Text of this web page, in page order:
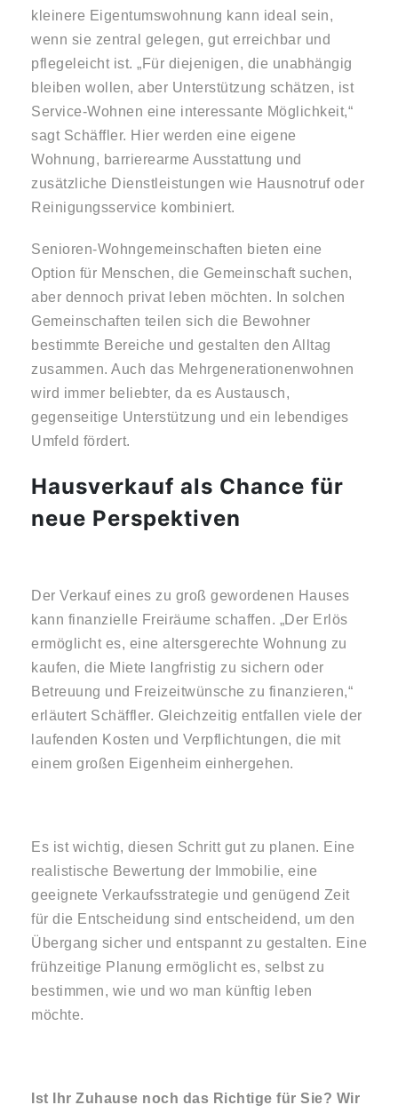
kleinere Eigentumswohnung kann ideal sein,
wenn sie zentral gelegen, gut erreichbar und
pflegeleicht ist. „Für diejenigen, die unabhängig
bleiben wollen, aber Unterstützung schätzen, ist
Service-Wohnen eine interessante Möglichkeit,“
sagt Schäffler. Hier werden eine eigene
Wohnung, barrierearme Ausstattung und
zusätzliche Dienstleistungen wie Hausnotruf oder
Reinigungsservice kombiniert.
Senioren-Wohngemeinschaften bieten eine
Option für Menschen, die Gemeinschaft suchen,
aber dennoch privat leben möchten. In solchen
Gemeinschaften teilen sich die Bewohner
bestimmte Bereiche und gestalten den Alltag
zusammen. Auch das Mehrgenerationenwohnen
wird immer beliebter, da es Austausch,
gegenseitige Unterstützung und ein lebendiges
Umfeld fördert.
Hausverkauf als Chance für
neue Perspektiven
Der Verkauf eines zu groß gewordenen Hauses
kann finanzielle Freiräume schaffen. „Der Erlös
ermöglicht es, eine altersgerechte Wohnung zu
kaufen, die Miete langfristig zu sichern oder
Betreuung und Freizeitwünsche zu finanzieren,“
erläutert Schäffler. Gleichzeitig entfallen viele der
laufenden Kosten und Verpflichtungen, die mit
einem großen Eigenheim einhergehen.
Es ist wichtig, diesen Schritt gut zu planen. Eine
realistische Bewertung der Immobilie, eine
geeignete Verkaufsstrategie und genügend Zeit
für die Entscheidung sind entscheidend, um den
Übergang sicher und entspannt zu gestalten. Eine
frühzeitige Planung ermöglicht es, selbst zu
bestimmen, wie und wo man künftig leben
möchte.
Ist Ihr Zuhause noch das Richtige für Sie? Wir